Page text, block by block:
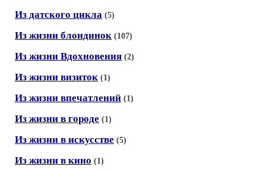
Из датского цикла (5)
Из жизни блондинок (107)
Из жизни Вдохновения (2)
Из жизни визиток (1)
Из жизни впечатлений (1)
Из жизни в городе (1)
Из жизни в искусстве (5)
Из жизни в кино (1)